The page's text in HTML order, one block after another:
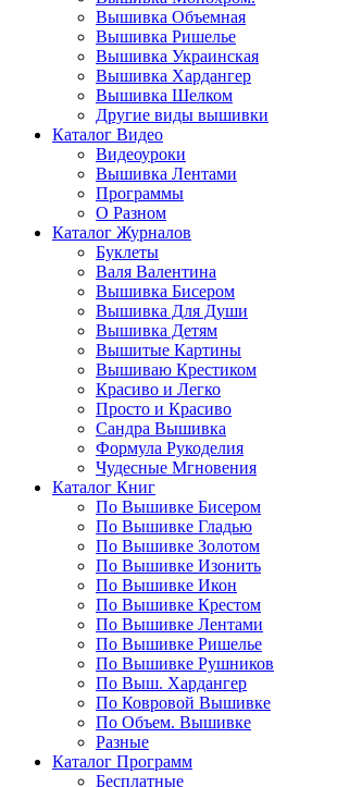
Вышивка Объемная
Вышивка Ришелье
Вышивка Украинская
Вышивка Хардангер
Вышивка Шелком
Другие виды вышивки
Каталог Видео
Видеоуроки
Вышивка Лентами
Программы
О Разном
Каталог Журналов
Буклеты
Валя Валентина
Вышивка Бисером
Вышивка Для Души
Вышивка Детям
Вышитые Картины
Вышиваю Крестиком
Красиво и Легко
Просто и Красиво
Сандра Вышивка
Формула Рукоделия
Чудесные Мгновения
Каталог Книг
По Вышивке Бисером
По Вышивке Гладью
По Вышивке Золотом
По Вышивке Изонить
По Вышивке Икон
По Вышивке Крестом
По Вышивке Лентами
По Вышивке Ришелье
По Вышивке Рушников
По Выш. Хардангер
По Ковровой Вышивке
По Объем. Вышивке
Разные
Каталог Программ
Бесплатные